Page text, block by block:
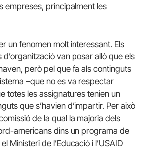
empreses, principalment les
un fenomen molt interessant. Els
d’organització van posar allò que els
però pel que fa als continguts
–que no es va respectar
totes les assignatures tenien un
que s’havien d’impartir. Per això
de la qual la majoria dels
americans dins un programa de
Ministeri de l’Educació i l’USAID